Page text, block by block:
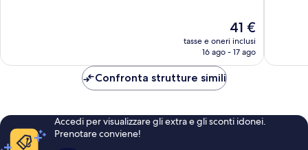
Il
prezzo
attuale
41 €
tasse e oneri inclusi
16 ago - 17 ago
Confronta strutture simili
Accedi per visualizzare gli extra e gli sconti idonei.
Prenotare conviene!